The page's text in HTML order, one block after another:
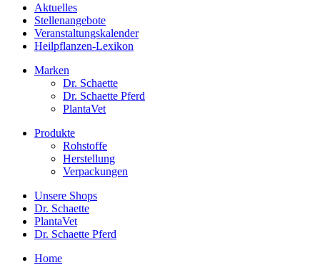
Aktuelles
Stellenangebote
Veranstaltungskalender
Heilpflanzen-Lexikon
Marken
Dr. Schaette
Dr. Schaette Pferd
PlantaVet
Produkte
Rohstoffe
Herstellung
Verpackungen
Unsere Shops
Dr. Schaette
PlantaVet
Dr. Schaette Pferd
Home